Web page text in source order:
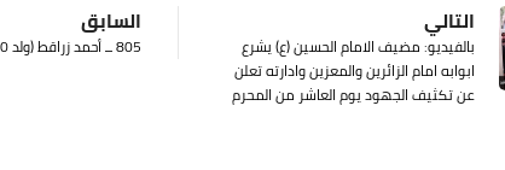
السابق
805 ــ أحمد زراقط (ولد 1410 هـ / 1990 م)
التالي
بالفيديو: مضيف الامام الحسين (ع) يشرع
ابوابه امام الزائرين والمعزين وادارته تعلن
عن تكثيف الجهود يوم العاشر من المحرم